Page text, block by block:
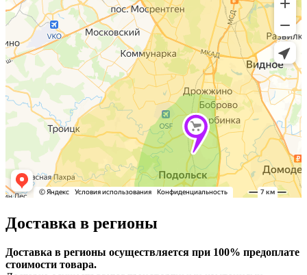
Доставка в регионы
Доставка в регионы осуществляется при 100% предоплате
стоимости товара.